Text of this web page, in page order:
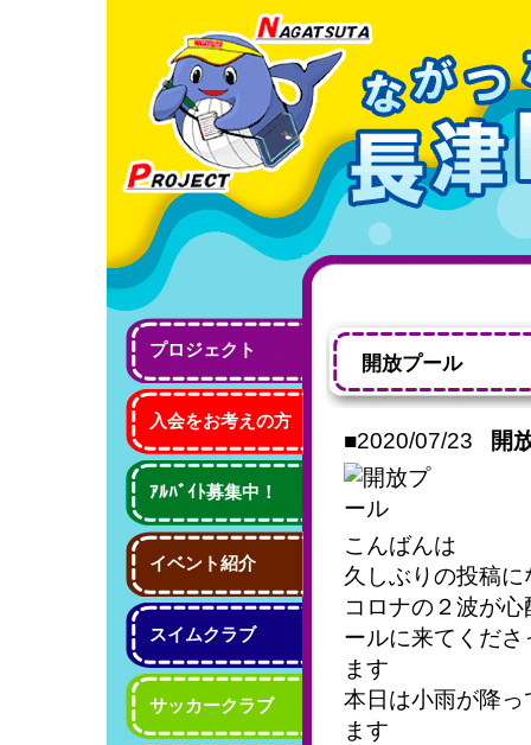
開放プール
■2020/07/23 開
こんばんは
久しぶりの投稿
コロナの２波が
ールに来てくだ
ます
本日は小雨が降
ます
プロジェクト
入会をお考えの方
ｱﾙﾊﾞｲﾄ募集中！
イベント紹介
スイムクラブ
サッカークラブ